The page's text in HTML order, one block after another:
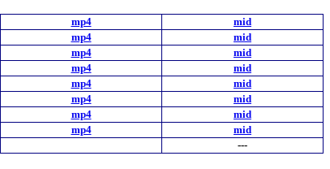
mp4
mid
mp4
mid
mp4
mid
mp4
mid
mp4
mid
mp4
mid
mp4
mid
mp4
mid
---